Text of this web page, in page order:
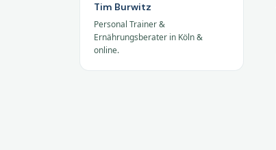
Tim Burwitz
Personal Trainer &
Ernährungsberater in Köln &
online.